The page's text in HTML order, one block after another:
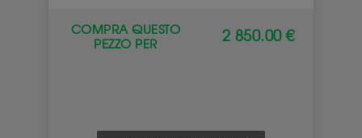
COMPRA QUESTO
PEZZO PER
2 850.00 €